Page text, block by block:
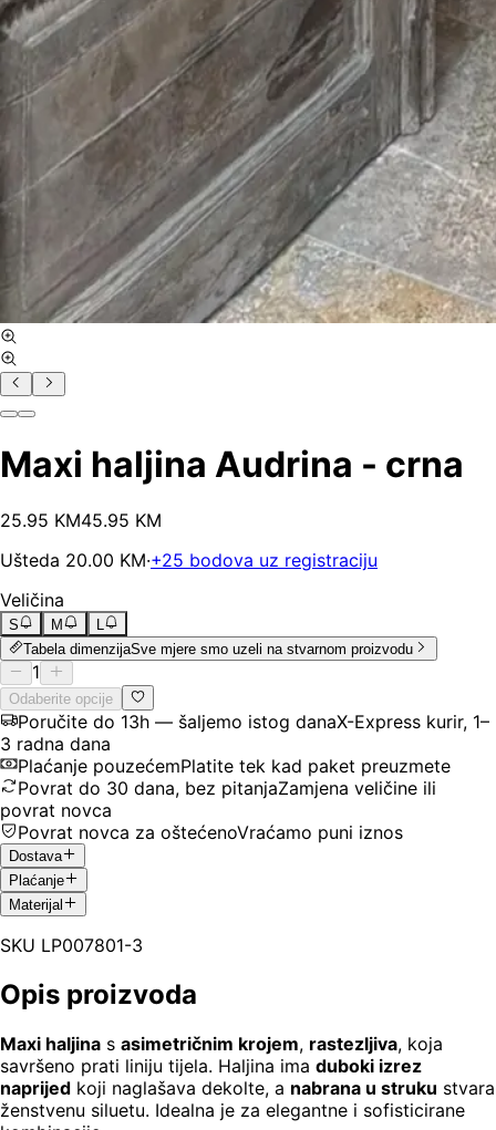
Maxi haljina Audrina - crna
25.95 KM45.95 KM
Ušteda 20.00 KM·+25 bodova uz registraciju
Veličina
S M
L
Tabela dimenzijaSve mjere smo uzeli na stvarnom proizvodu
1
Odaberite opcije
Poručite do 13h — šaljemo istog danaX-Express kurir, 1–
3 radna dana
Plaćanje pouzećemPlatite tek kad paket preuzmete
Povrat do 30 dana, bez pitanjaZamjena veličine ili
povrat novca
Povrat novca za oštećenoVraćamo puni iznos
Dostava
Plaćanje
Materijal
SKU LP007801-3
Opis proizvoda
Maxi haljina s asimetričnim krojem, rastezljiva, koja
savršeno prati liniju tijela. Haljina ima duboki izrez
naprijed koji naglašava dekolte, a nabrana u struku stvara
ženstvenu siluetu. Idealna je za elegantne i sofisticirane